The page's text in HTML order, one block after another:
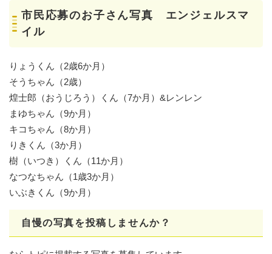
市民応募のお子さん写真 エンジェルスマ
イル
りょうくん（2歳6か月）
そうちゃん（2歳）
煌士郎（おうじろう）くん（7か月）&レンレン
まゆちゃん（9か月）
キコちゃん（8か月）
りきくん（3か月）
樹（いつき）くん（11か月）
なつなちゃん（1歳3か月）
いぶきくん（9か月）
自慢の写真を投稿しませんか？